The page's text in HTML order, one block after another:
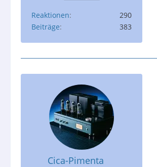
Reaktionen
290
Beiträge
383
Cica-Pimenta